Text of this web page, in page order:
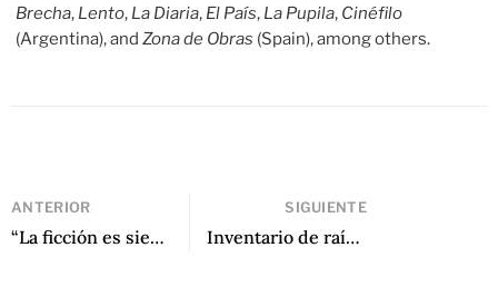
Brecha, Lento, La Diaria, El País, La Pupila, Cinéfilo
(Argentina), andZona de Obras (Spain), among others.
ANTERIOR
“La ficción es siempre un juego”: Una conversación con Álvaro Enrigue
SIGUIENTE
Inventario de raíces: de libros, cerámica y amuletos. Una entrevista con Paula Vázquez, cofundadora de Lata Peinada y autora de La librería y la diosa